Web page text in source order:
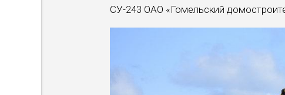
СУ-243 ОАО «Гомельский